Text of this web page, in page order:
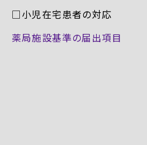
□小児在宅患者の対応
薬局施設基準の届出項目